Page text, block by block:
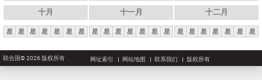
十月
星 星 星 星 星 星 星
十一月
星 星 星 星 星 星 星
十二月
星 星 星 星 星 星 星
联合国© 2026 版权所有 网址索引 网站地图 联系我们 版权所有